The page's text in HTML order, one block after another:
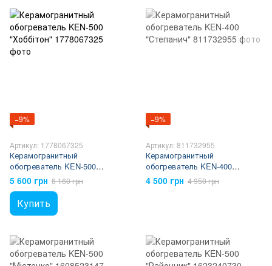
−9%
Артикул: 1778067325
Керамогранитный
обогреватель KEN-500
"Хоббітон"
5 600 грн 6 160 грн
Купить
−9%
Артикул: 811732955
Керамогранитный
обогреватель KEN-400
"Степанич"
4 500 грн 4 950 грн